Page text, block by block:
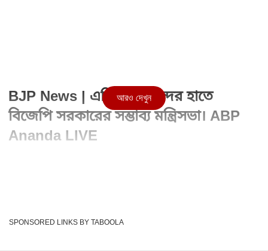
BJP News | এবিপি আনন্দের হাতে
বিজেপি সরকারের সম্ভাব্য মন্ত্রিসভা। ABP
Ananda LIVE
আরও দেখুন
SPONSORED LINKS BY TABOOLA